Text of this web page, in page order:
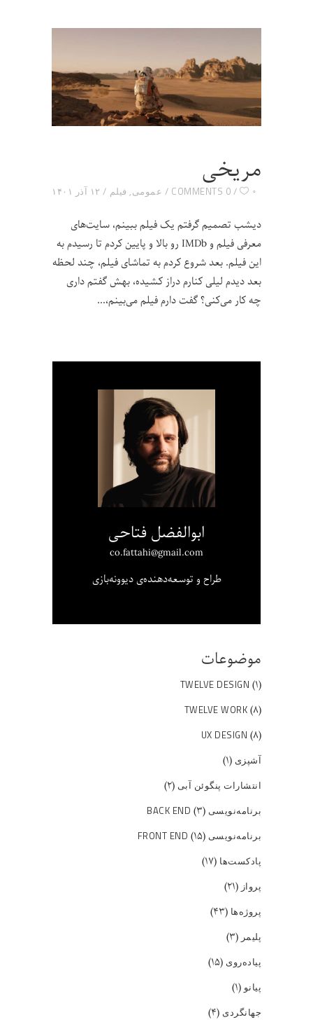
مریخی
۱۲ آذر ۱۴۰۱ عمومی, فیلم 0 COMMENTS ۰
دیشب تصمیم گرفتم یک فیلم ببینم، سایت‌های
معرفی فیلم و IMDb رو بالا و پایین کردم تا رسیدم به
این فیلم. بعد شروع کردم به تماشای فیلم، چند لحظه
بعد دیدم لیلی کنارم دراز کشیده، بهش گفتم داری
چه کار می‌کنی؟ گفت دارم فیلم می‌بینم،
ابوالفضل فتاحی
co.fattahi@gmail.com
طراح و توسعه‌دهنده‌ی دیوونه‌بازی
موضوعات
TWELVE DESIGN (۱)
TWELVE WORK (۸)
UX DESIGN (۸)
آشپزی (۱)
انتشارات پنگوئن آبی (۲)
برنامه‌نویسی BACK END (۳)
برنامه‌نویسی FRONT END (۱۵)
پادکست‌ها (۱۷)
پرواز (۲۱)
پروژه‌ها (۴۳)
پلیمر (۳)
پیاده‌روی (۱۵)
پیانو(۱)
جهانگردی (۴)